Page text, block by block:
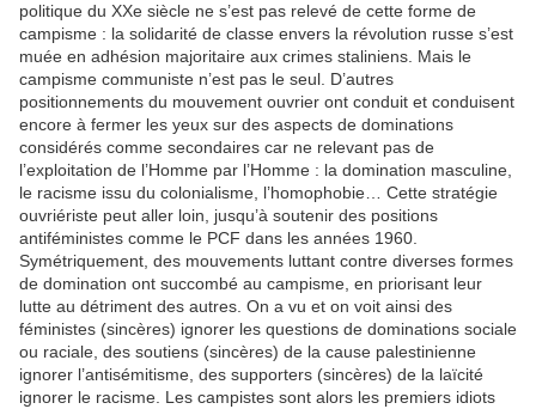
politique du XXe siècle ne s’est pas relevé de cette forme de
campisme : la solidarité de classe envers la révolution russe s’est
muée en adhésion majoritaire aux crimes staliniens. Mais le
campisme communiste n’est pas le seul. D’autres
positionnements du mouvement ouvrier ont conduit et conduisent
encore à fermer les yeux sur des aspects de dominations
considérés comme secondaires car ne relevant pas de
l’exploitation de l’Homme par l’Homme : la domination masculine,
le racisme issu du colonialisme, l’homophobie… Cette stratégie
ouvriériste peut aller loin, jusqu’à soutenir des positions
antiféministes comme le PCF dans les années 1960.
Symétriquement, des mouvements luttant contre diverses formes
de domination ont succombé au campisme, en priorisant leur
lutte au détriment des autres. On a vu et on voit ainsi des
féministes (sincères) ignorer les questions de dominations sociale
ou raciale, des soutiens (sincères) de la cause palestinienne
ignorer l’antisémitisme, des supporters (sincères) de la laïcité
ignorer le racisme. Les campistes sont alors les premiers idiots